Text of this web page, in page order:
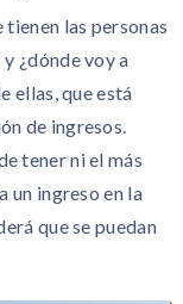
las personas
¿dónde voy a
ellas, que está
de ingresos.
tener ni el más
un ingreso en la
que se puedan